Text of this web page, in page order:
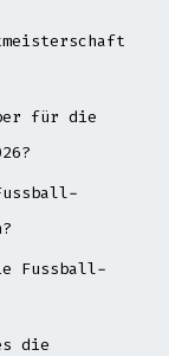
für die
Fussball-
die